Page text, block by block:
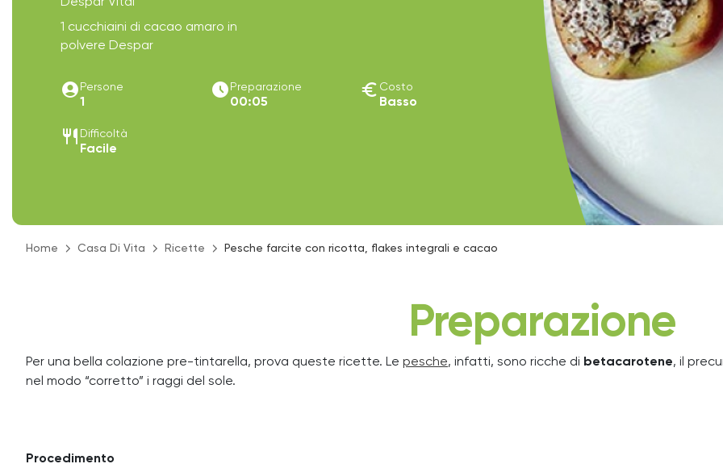
1 cucchiaini di cacao amaro in
polvere Despar
account_circle Persone
1
access_time_filled Preparazione
00:05
euro Costo
Basso
restaurant Difficoltà
Facile
Home Casa Di Vita Ricette Pesche farcite con ricotta, flakes integrali e cacao
Preparazione
Per una bella colazione pre-tintarella, prova queste ricette. Le pesche, infatti, sono ricche di betacarotene, il
nel modo “corretto” i raggi del sole.
Procedimento